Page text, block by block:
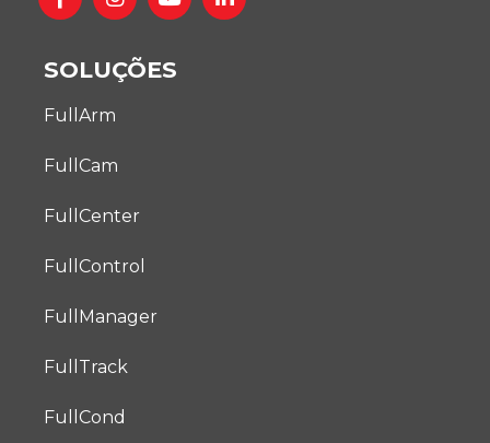
SOLUÇÕES
FullArm
FullCam
FullCenter
FullControl
FullManager
FullTrack
FullCond